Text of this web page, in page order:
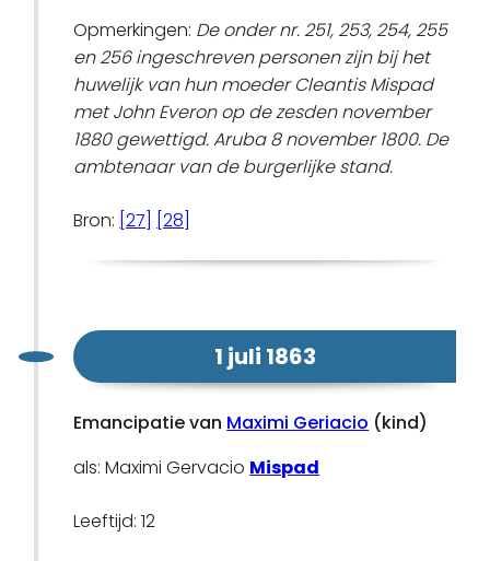
Opmerkingen: De onder nr. 251, 253, 254, 255
en 256 ingeschreven personen zijn bij het
huwelijk van hun moeder Cleantis Mispad
met John Everon op de zesden november
1880 gewettigd. Aruba 8 november 1800. De
ambtenaar van de burgerlijke stand.
Bron: [27] [28]
1 juli 1863
Emancipatie van Maximi Geriacio (kind)
als: Maximi Gervacio Mispad
Leeftijd: 12